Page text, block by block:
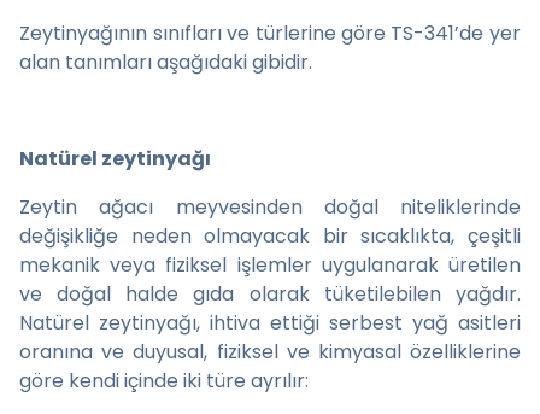
Zeytinyağının sınıfları ve türlerine göre TS-341’de yer
alan tanımları aşağıdaki gibidir.
Natürel zeytinyağı
Zeytin ağacı meyvesinden doğal niteliklerinde
değişikliğe neden olmayacak bir sıcaklıkta, çeşitli
mekanik veya fiziksel işlemler uygulanarak üretilen
ve doğal halde gıda olarak tüketilebilen yağdır.
Natürel zeytinyağı, ihtiva ettiği serbest yağ asitleri
oranına ve duyusal, fiziksel ve kimyasal özelliklerine
göre kendi içinde iki türe ayrılır: